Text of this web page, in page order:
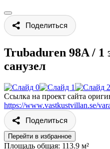
Поделиться
Trubaduren 98A / 1
санузел
Ссылка на проект сайта
https://www.vastkustvillan.se/
Поделиться
Перейти в избранное
Площадь общая: 113.9 м²